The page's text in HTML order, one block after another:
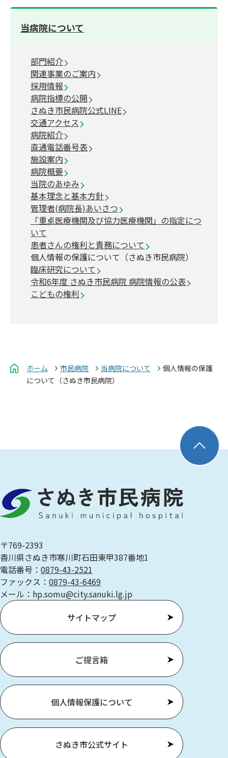
当病院について
部門紹介
関連事業のご案内
採用情報
病院指標の公開
さぬき市民病院公式LINE
交通アクセス
病院紹介
直通電話番号表
施設案内
病院概要
当院のあゆみ
基本理念と基本方針
管理者(病院長)あいさつ
「重点医療機関及び協力医療機関」の指定につ
いて
患者さんの権利と責務について
個人情報の保護について（さぬき市民病院）
臨床研究について
令和6年度 さぬき市民病院 病院情報の公表
こどもの権利
ホーム 市民病院 当病院について
個人情報の保護
について（さぬき市民病院）
〒769-2393
香川県さぬき市寒川町石田東甲387番地1
電話番号： 0879-43-2521
ファックス： 0879-43-6469
メール：hp.somu@city.sanuki.lg.jp
サイトマップ
ご提言箱
個人情報保護について
さぬき市公式サイト